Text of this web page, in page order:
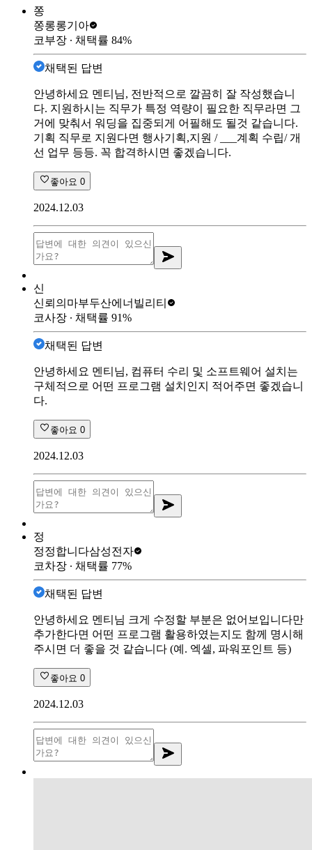
쫑
쫑롱롱기아
코부장 ∙ 채택률 84%
채택된 답변
안녕하세요 멘티님, 전반적으로 깔끔히 잘 작성했습니
다. 지원하시는 직무가 특정 역량이 필요한 직무라면 그
거에 맞춰서 워딩을 집중되게 어필해도 될것 같습니다.
기획 직무로 지원다면 행사기획,지원 / ___계획 수립/ 개
선 업무 등등. 꼭 합격하시면 좋겠습니다.
좋아요 0
2024.12.03
신
신뢰의마부두산에너빌리티
코사장 ∙ 채택률 91%
채택된 답변
안녕하세요 멘티님, 컴퓨터 수리 및 소프트웨어 설치는
구체적으로 어떤 프로그램 설치인지 적어주면 좋겠습니
다.
좋아요 0
2024.12.03
정
정정합니다삼성전자
코차장 ∙ 채택률 77%
채택된 답변
안녕하세요 멘티님 크게 수정할 부분은 없어보입니다만
추가한다면 어떤 프로그램 활용하였는지도 함께 명시해
주시면 더 좋을 것 같습니다 (예. 엑셀, 파워포인트 등)
좋아요 0
2024.12.03